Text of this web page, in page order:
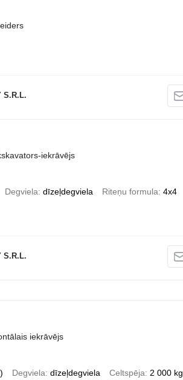
S.R.L.
iekrāvējs
Degviela dīzeļdegviela Riteņu formula 4x4
S.R.L.
iekrāvējs
Degviela dīzeļdegviela Celtspēja
2 000 kg